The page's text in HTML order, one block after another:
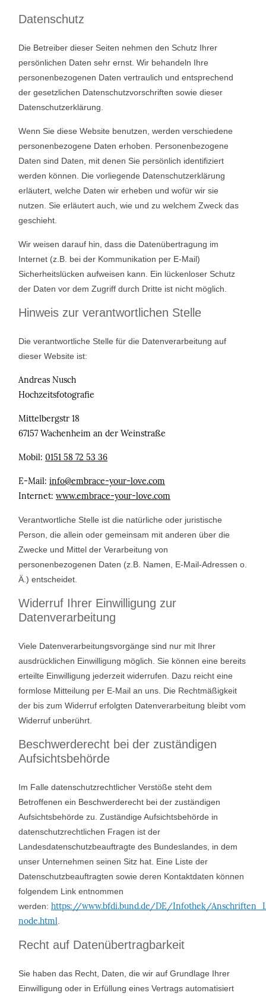
Datenschutz
Die Betreiber dieser Seiten nehmen den Schutz Ihrer
persönlichen Daten sehr ernst. Wir behandeln Ihre
personenbezogenen Daten vertraulich und entsprechend
der gesetzlichen Datenschutzvorschriften sowie dieser
Datenschutzerklärung.
Wenn Sie diese Website benutzen, werden verschiedene
personenbezogene Daten erhoben. Personenbezogene
Daten sind Daten, mit denen Sie persönlich identifiziert
werden können. Die vorliegende Datenschutzerklärung
erläutert, welche Daten wir erheben und wofür wir sie
nutzen. Sie erläutert auch, wie und zu welchem Zweck das
geschieht.
Wir weisen darauf hin, dass die Datenübertragung im
Internet (z.B. bei der Kommunikation per E-Mail)
Sicherheitslücken aufweisen kann. Ein lückenloser Schutz
der Daten vor dem Zugriff durch Dritte ist nicht möglich.
Hinweis zur verantwortlichen Stelle
Die verantwortliche Stelle für die Datenverarbeitung auf
dieser Website ist:
Andreas Nusch
Hochzeitsfotografie
Mittelbergstr 18
67157 Wachenheim an der Weinstraße
Mobil: 0151 58 72 53 36
E-Mail: info@embrace-your-love.com
Internet: www.embrace-your-love.com
Verantwortliche Stelle ist die natürliche oder juristische
Person, die allein oder gemeinsam mit anderen über die
Zwecke und Mittel der Verarbeitung von
personenbezogenen Daten (z.B. Namen, E-Mail-Adressen o.
Ä.) entscheidet.
Widerruf Ihrer Einwilligung zur
Datenverarbeitung
Viele Datenverarbeitungsvorgänge sind nur mit Ihrer
ausdrücklichen Einwilligung möglich. Sie können eine bereits
erteilte Einwilligung jederzeit widerrufen. Dazu reicht eine
formlose Mitteilung per E-Mail an uns. Die Rechtmäßigkeit
der bis zum Widerruf erfolgten Datenverarbeitung bleibt vom
Widerruf unberührt.
Beschwerderecht bei der zuständigen
Aufsichtsbehörde
Im Falle datenschutzrechtlicher Verstöße steht dem
Betroffenen ein Beschwerderecht bei der zuständigen
Aufsichtsbehörde zu. Zuständige Aufsichtsbehörde in
datenschutzrechtlichen Fragen ist der
Landesdatenschutzbeauftragte des Bundeslandes, in dem
unser Unternehmen seinen Sitz hat. Eine Liste der
Datenschutzbeauftragten sowie deren Kontaktdaten können
folgendem Link entnommen
werden: https://www.bfdi.bund.de/DE/Infothek/
node.html
Recht auf Datenübertragbarkeit
Sie haben das Recht, Daten, die wir auf Grundlage Ihrer
Einwilligung oder in Erfüllung eines Vertrags automatisiert